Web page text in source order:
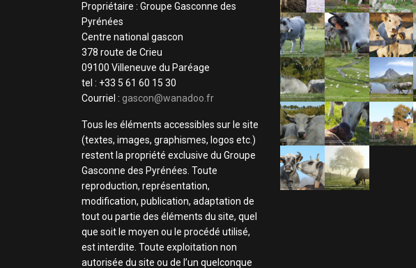
Propriétaire : Groupe Gasconne des
Pyrénées
Centre national gascon
378 route de Crieu
09100 Villeneuve du Paréage
tel : +33 5 61 60 15 30
Courriel : gascon@wanadoo.fr
Tous les éléments accessibles sur le site
(textes, images, graphismes, logos etc.)
restent la propriété exclusive du Groupe
Gasconne des Pyrénées. Toute
reproduction, représentation,
modification, publication, adaptation de
tout ou partie des éléments du site, quel
que soit le moyen ou le procédé utilisé,
est interdite. Toute exploitation non
autorisée du site ou de l’un quelconque